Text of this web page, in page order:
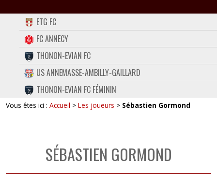
ACCUEIL
FORUM
CONTACT
FACEBOOK
TWITTER
ETG FC
FC ANNECY
THONON-EVIAN FC
US ANNEMASSE-AMBILLY-GAILLARD
THONON-EVIAN FC FÉMININ
Vous êtes ici : Accueil > Les joueurs > Sébastien Gormond
SÉBASTIEN GORMOND